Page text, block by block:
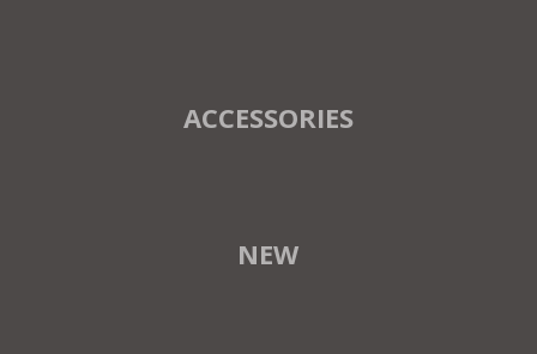
ACCESSORIES
NEW